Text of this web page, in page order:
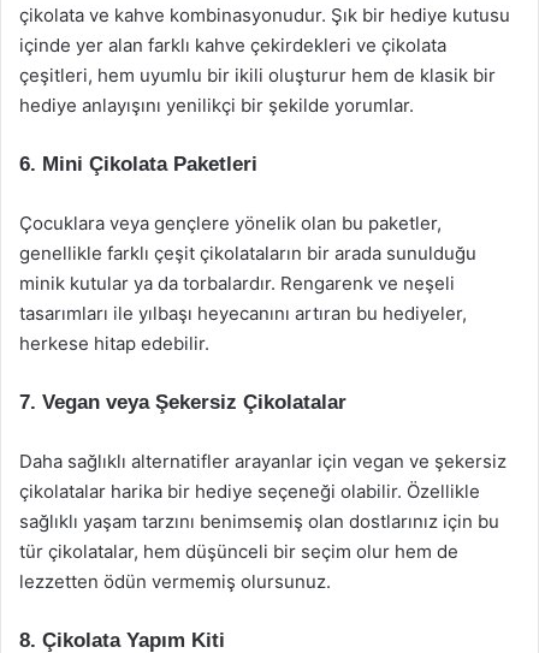
çikolata ve kahve kombinasyonudur. Şık bir hediye kutusu
içinde yer alan farklı kahve çekirdekleri ve çikolata
çeşitleri, hem uyumlu bir ikili oluşturur hem de klasik bir
hediye anlayışını yenilikçi bir şekilde yorumlar.
6. Mini Çikolata Paketleri
Çocuklara veya gençlere yönelik olan bu paketler,
genellikle farklı çeşit çikolataların bir arada sunulduğu
minik kutular ya da torbalardır. Rengarenk ve neşeli
tasarımları ile yılbaşı heyecanını artıran bu hediyeler,
herkese hitap edebilir.
7. Vegan veya Şekersiz Çikolatalar
Daha sağlıklı alternatifler arayanlar için vegan ve şekersiz
çikolatalar harika bir hediye seçeneği olabilir. Özellikle
sağlıklı yaşam tarzını benimsemiş olan dostlarınız için bu
tür çikolatalar, hem düşünceli bir seçim olur hem de
lezzetten ödün vermemiş olursunuz.
8. Çikolata Yapım Kiti